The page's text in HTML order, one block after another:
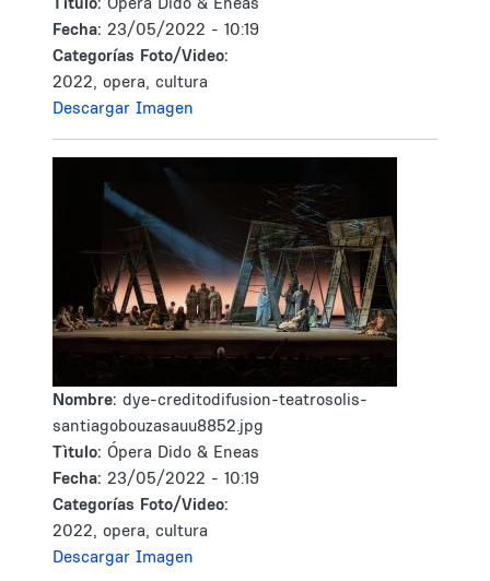
Fecha: 23/05/2022 - 10:19
Categorías Foto/Video:
2022, opera, cultura
Descargar Imagen
Nombre: dye-creditodifusion-teatrosolis-
santiagobouzasauu8852.jpg
Tìtulo: Ópera Dido & Eneas
Fecha: 23/05/2022 - 10:19
Categorías Foto/Video:
2022, opera, cultura
Descargar Imagen